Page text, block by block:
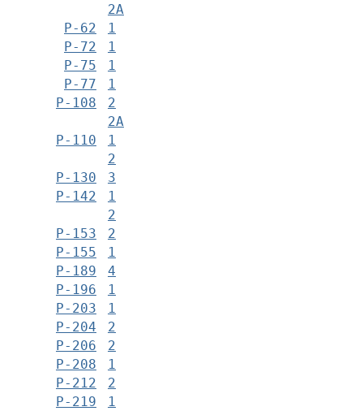
2А
Р-62
1
Р-72
1
Р-75
1
Р-77
1
Р-108
2
2А
Р-110
1
2
Р-130
3
Р-142
1
2
Р-153
2
Р-155
1
Р-189
4
Р-196
1
Р-203
1
Р-204
2
Р-206
2
Р-208
1
Р-212
2
Р-219
1